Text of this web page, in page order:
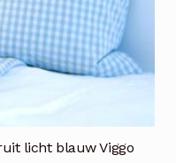
licht blauw Viggo